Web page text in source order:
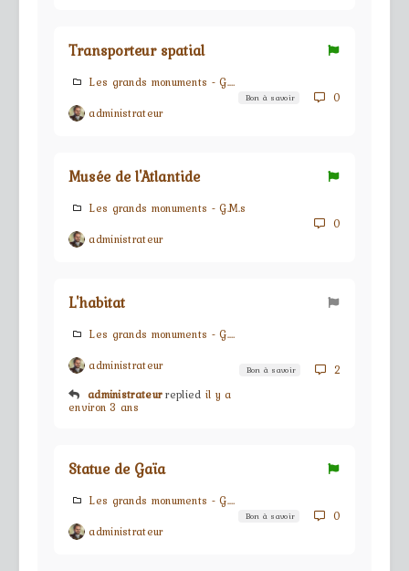
Transporteur spatial
Les grands monuments - G.M.s
administrateur
Bon à savoir 0
Musée de l'Atlantide
Les grands monuments - G.M.s
administrateur
0
L'habitat
Les grands monuments - G.M.s
administrateur
administrateur replied il y a
environ 3 ans
Bon à savoir 2
Statue de Gaïa
Les grands monuments - G.M.s
administrateur
Bon à savoir 0